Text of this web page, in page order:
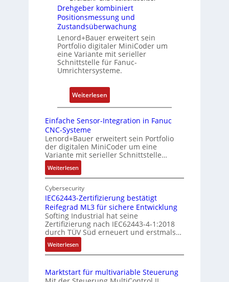
e
r
n
s
p
b
e
r
r
y
i
n
i
e
r
t
P
o
t
o
s
m
s
u
n
g
u
d
u
Drehgeber kombiniert
Positionsmessung und
Zustandsüberwachung
Lenord+Bauer erweitert sein
Portfolio digitaler MiniCoder um
eine Variante mit serieller
Schnittstelle für Fanuc-
Umrichtersysteme.
Weiterlesen:
D
h
g
e
e
k
o
m
b
n
e
Einfache Sensor-Integration in Fanuc
CNC-Systeme
Lenord+Bauer erweitert sein Portfolio
der digitalen MiniCoder um eine
Variante mit serieller Schnittstelle…
Weiterlesen:
E
i
n
a
c
h
e
S
n
Cybersecurity
IEC62443-Zertifizierung bestätigt
Reifegrad ML3 für sichere Entwicklung
Softing Industrial hat seine
Zertifizierung nach IEC62443-4-1:2018
durch TÜV Süd erneuert und erstmals…
Weiterlesen:
I
C
Marktstart für multivariable Steuerung